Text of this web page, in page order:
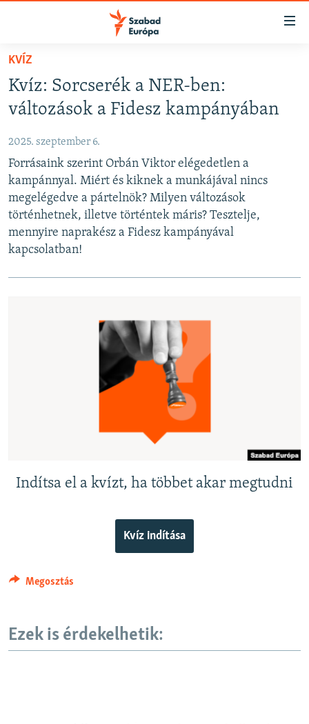
Akadálymentes
Ugrás
fő
oldalra
tartalomjegyzékre
Ugrás
keresésre
AKTUÁLIS
VIDEÓK
ELEMZŐ
NER15
SZABADON
TÁRSADALOM
A MÚLT TANULSÁGAI
KVÍZ
Kvíz: Sorcserék a NER-ben:
változások a Fidesz kampányában
2025. szeptember 6.
Forrásaink szerint Orbán Viktor elégedetlen a
kampánnyal. Miért és kiknek a munkájával nincs
megelégedve a pártelnök? Milyen változások
történhetnek, illetve történtek máris? Tesztelje,
mennyire naprakész a Fidesz kampányával
kapcsolatban!
Indítsa el a kvízt, ha többet akar megtudni
Kvíz indítása
Megosztás
Ezek is érdekelhetik:
Spotify
Feliratkozás